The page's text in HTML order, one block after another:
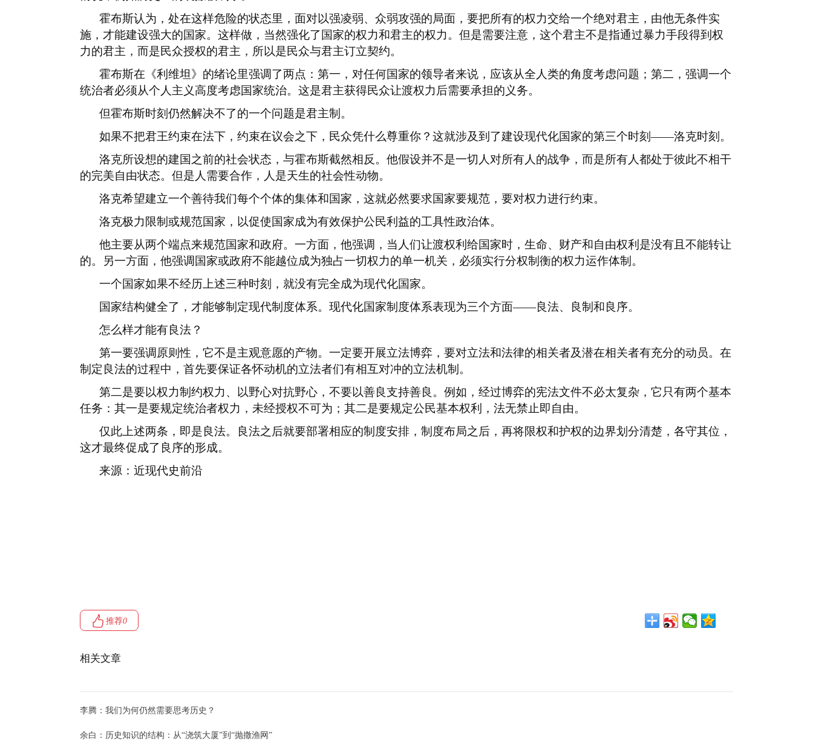
霍布斯认为，处在这样危险的状态里，面对以强凌弱、众弱攻强的局面，要把所有的权力交给一个绝对君主，由他无条件实
施，才能建设强大的国家。这样做，当然强化了国家的权力和君主的权力。但是需要注意，这个君主不是指通过暴力手段得到权
力的君主，而是民众授权的君主，所以是民众与君主订立契约。
霍布斯在《利维坦》的绪论里强调了两点：第一，对任何国家的领导者来说，应该从全人类的角度考虑问题；第二，强调一个
统治者必须从个人主义高度考虑国家统治。这是君主获得民众让渡权力后需要承担的义务。
但霍布斯时刻仍然解决不了的一个问题是君主制。
如果不把君王约束在法下，约束在议会之下，民众凭什么尊重你？这就涉及到了建设现代化国家的第三个时刻——洛克时刻。
洛克所设想的建国之前的社会状态，与霍布斯截然相反。他假设并不是一切人对所有人的战争，而是所有人都处于彼此不相干
的完美自由状态。但是人需要合作，人是天生的社会性动物。
洛克希望建立一个善待我们每个个体的集体和国家，这就必然要求国家要规范，要对权力进行约束。
洛克极力限制或规范国家，以促使国家成为有效保护公民利益的工具性政治体。
他主要从两个端点来规范国家和政府。一方面，他强调，当人们让渡权利给国家时，生命、财产和自由权利是没有且不能转让
的。另一方面，他强调国家或政府不能越位成为独占一切权力的单一机关，必须实行分权制衡的权力运作体制。
一个国家如果不经历上述三种时刻，就没有完全成为现代化国家。
国家结构健全了，才能够制定现代制度体系。现代化国家制度体系表现为三个方面——良法、良制和良序。
怎么样才能有良法？
第一要强调原则性，它不是主观意愿的产物。一定要开展立法博弈，要对立法和法律的相关者及潜在相关者有充分的动员。在
制定良法的过程中，首先要保证各怀动机的立法者们有相互对冲的立法机制。
第二是要以权力制约权力、以野心对抗野心，不要以善良支持善良。例如，经过博弈的宪法文件不必太复杂，它只有两个基本
任务：其一是要规定统治者权力，未经授权不可为；其二是要规定公民基本权利，法无禁止即自由。
仅此上述两条，即是良法。良法之后就要部署相应的制度安排，制度布局之后，再将限权和护权的边界划分清楚，各守其位，
这才最终促成了良序的形成。
来源：近现代史前沿
推荐0
相关文章
李腾：我们为何仍然需要思考历史？
余白：历史知识的结构：从“浇筑大厦”到“抛撒渔网”